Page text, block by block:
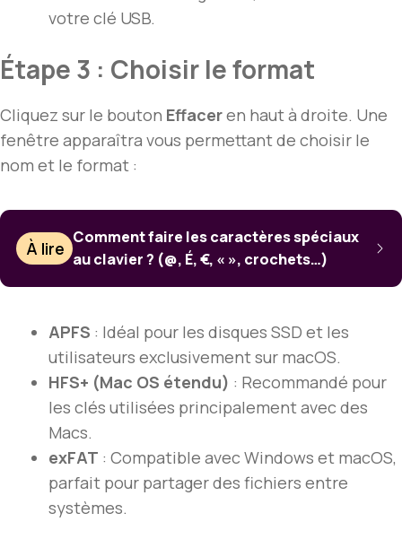
votre clé USB.
Étape 3 : Choisir le format
Cliquez sur le bouton Effaceren haut à droite. Une
fenêtre apparaîtra vous permettant de choisir le
nom et le format :
À lire
Comment faire les caractères spéciaux
au clavier ? (@, É, €, « », crochets…)
APFS : Idéal pour les disques SSD et les
utilisateurs exclusivement sur macOS.
HFS+ (Mac OS étendu) : Recommandé pour
les clés utilisées principalement avec des
Macs.
exFAT : Compatible avec Windows et macOS,
parfait pour partager des fichiers entre
systèmes.